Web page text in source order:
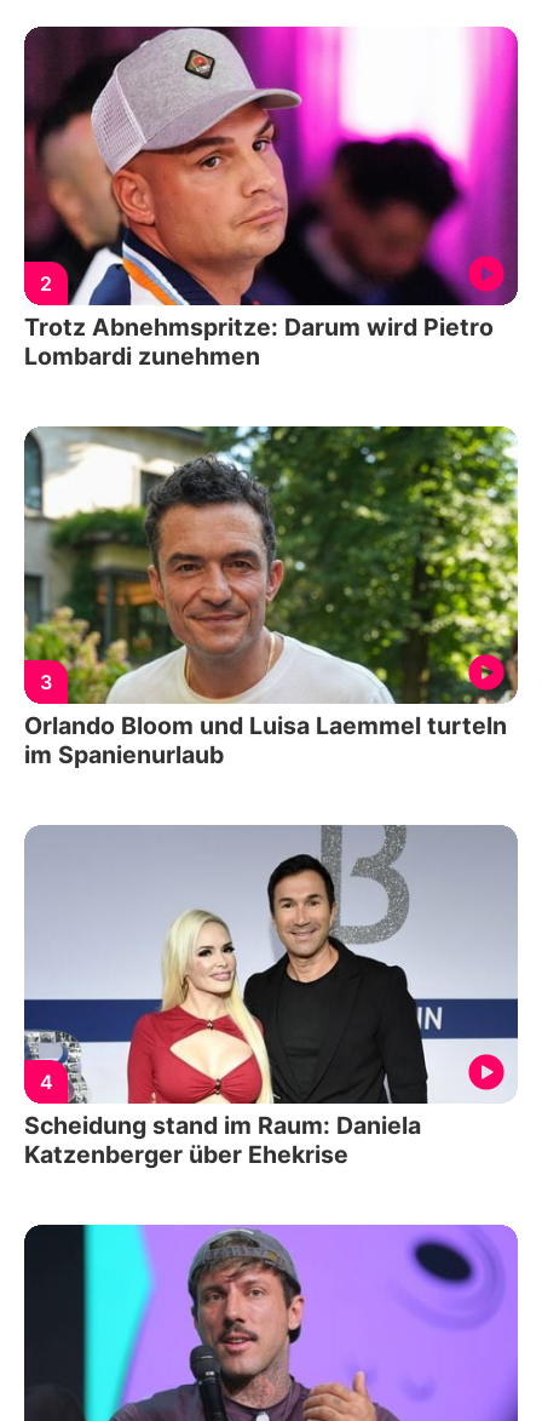
2
Trotz Abnehmspritze: Darum wird Pietro
Lombardi zunehmen
3
Orlando Bloom und Luisa Laemmel turteln
im Spanienurlaub
4
Scheidung stand im Raum: Daniela
Katzenberger über Ehekrise